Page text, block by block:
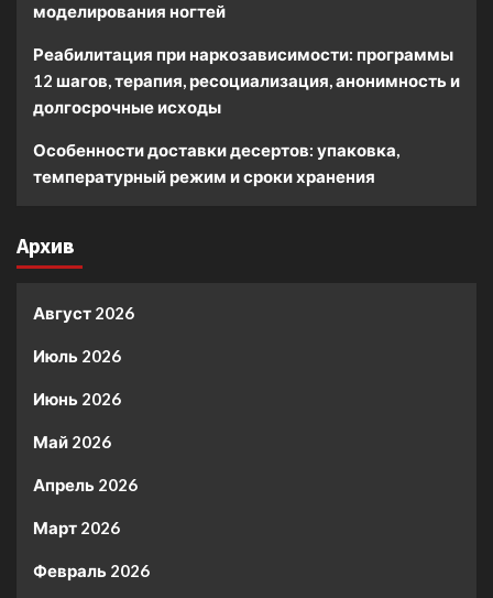
моделирования ногтей
Реабилитация при наркозависимости: программы
12 шагов, терапия, ресоциализация, анонимность и
долгосрочные исходы
Особенности доставки десертов: упаковка,
температурный режим и сроки хранения
Архив
Август 2026
Июль 2026
Июнь 2026
Май 2026
Апрель 2026
Март 2026
Февраль 2026